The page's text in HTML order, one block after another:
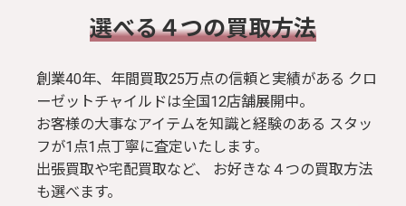
​選べる４つの買取方法
創業40年、年間買取25万点の信頼と実績がある クロ
ーゼットチャイルドは全国12店舗展開中。
お客様の大事なアイテムを知識と経験のある スタッ
フが1点1点丁寧に査定いたします。
出張買取や宅配買取など、 お好きな４つの買取方法
も選べます。